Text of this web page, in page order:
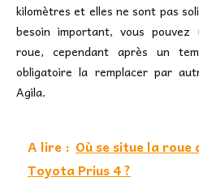
kilomètres et elles ne sont pas
besoin important, vous
roue, cependant après un
obligatoire la remplacer par
Agila.
A lire : Où se situe la roue
Toyota Prius 4 ?